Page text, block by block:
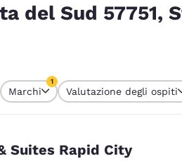
Latin America
Español
del Sud 57751,
Marchi
1
Valutazione degli ospiti
Suites Rapid City